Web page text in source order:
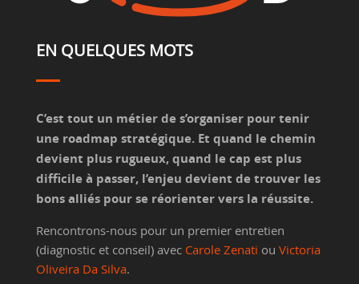
EN QUELQUES MOTS
C’est tout un métier de s’organiser pour tenir
une roadmap stratégique. Et quand le chemin
devient plus rugueux, quand le cap est plus
difficile à passer, l’enjeu devient de trouver les
bons alliés pour se réorienter vers la réussite.
Rencontrons-nous pour un premier entretien
(diagnostic et conseil) avec Carole Zenati ou Victoria
Oliveira Da Silva.